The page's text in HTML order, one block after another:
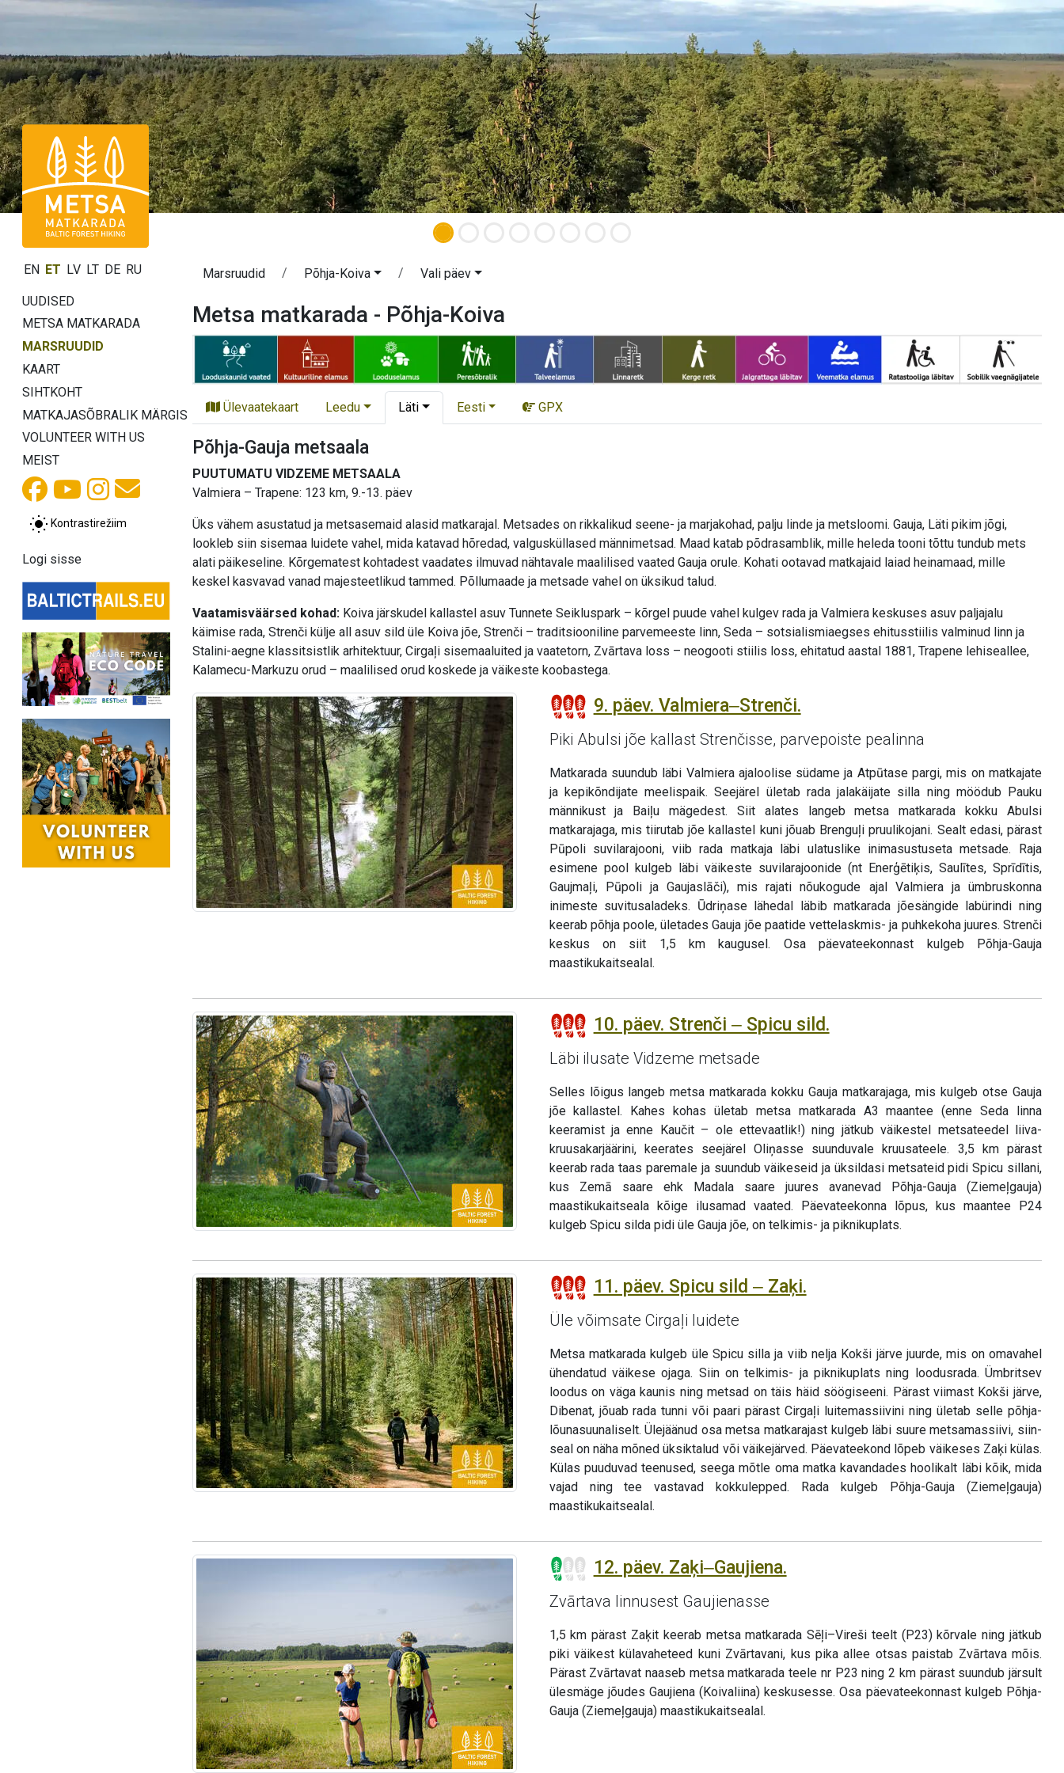
EN ET LV LT DE RU
UUDISED
METSA MATKARADA
MARSRUUDID
KAART
SIHTKOHT
MATKAJASÕBRALIK MÄRGIS
VOLUNTEER WITH US
MEIST
Kontrastirežiim
Logi sisse
Marsruudid Põhja-Koiva Vali päev
Metsa matkarada - Põhja-Koiva
Ülevaatekaart Leedu Läti Eesti GPX
Põhja-Gauja metsaala
PUUTUMATU VIDZEME METSAALA
Valmiera – Trapene: 123 km, 9.-13. päev
Üks vähem asustatud ja metsasemaid alasid matkarajal. Metsades on rikkalikud seene- ja marjakohad, palju linde ja metsloomi. Gauja, Läti pikim jõgi,
lookleb siin sisemaa luidete vahel, mida katavad hõredad, valgusküllased männimetsad. Maad katab põdrasamblik, mille heleda tooni tõttu tundub mets
alati päikeseline. Kõrgematest kohtadest vaadates ilmuvad nähtavale maalilised vaated Gauja orule. Kohati ootavad matkajaid laiad heinamaad, mille
keskel kasvavad vanad majesteetlikud tammed. Põllumaade ja metsade vahel on üksikud talud.
Vaatamisväärsed kohad: Koiva järskudel kallastel asuv Tunnete Seikluspark – kõrgel puude vahel kulgev rada ja Valmiera keskuses asuv paljajalu
käimise rada, Strenči külje all asuv sild üle Koiva jõe, Strenči – traditsiooniline parvemeeste linn, Seda – sotsialismiaegses ehitusstiilis valminud linn ja
Stalini-aegne klassitsistlik arhitektuur, Cirgaļi sisemaaluited ja vaatetorn, Zvārtava loss – neogooti stiilis loss, ehitatud aastal 1881, Trapene lehiseallee,
Kalamecu-Markuzu orud – maalilised orud koskede ja väikeste koobastega.
9. päev. Valmiera‒Strenči.
Piki Abulsi jõe kallast Strenčisse, parvepoiste pealinna
Matkarada suundub läbi Valmiera ajaloolise südame ja Atpūtase pargi, mis on matkajate
ja kepikõndijate meelispaik. Seejärel ületab rada jalakäijate silla ning möödub Pauku
männikust ja Baiļu mägedest. Siit alates langeb metsa matkarada kokku Abulsi
matkarajaga, mis tiirutab jõe kallastel kuni jõuab Brenguļi pruulikojani. Sealt edasi, pärast
Pūpoli suvilarajooni, viib rada matkaja läbi ulatuslike inimasustuseta metsade. Raja
esimene pool kulgeb läbi väikeste suvilarajoonide (nt Enerģētiķis, Saulītes, Sprīdītis,
Gaujmaļi, Pūpoli ja Gaujaslāči), mis rajati nõukogude ajal Valmiera ja ümbruskonna
inimeste suvitusaladeks. Ūdriņase lähedal läbib matkarada jõesängide labürindi ning
keerab põhja poole, ületades Gauja jõe paatide vettelaskmis- ja puhkekoha juures. Strenči
keskus on siit 1,5 km kaugusel. Osa päevateekonnast kulgeb Põhja-Gauja
maastikukaitsealal.
10. päev. Strenči ‒ Spicu sild.
Läbi ilusate Vidzeme metsade
Selles lõigus langeb metsa matkarada kokku Gauja matkarajaga, mis kulgeb otse Gauja
jõe kallastel. Kahes kohas ületab metsa matkarada A3 maantee (enne Seda linna
keeramist ja enne Kaučit – ole ettevaatlik!) ning jätkub väikestel metsateedel liiva-
kruusakarjäärini, keerates seejärel Oliņasse suunduvale kruusateele. 3,5 km pärast
keerab rada taas paremale ja suundub väikeseid ja üksildasi metsateid pidi Spicu sillani,
kus Zemā saare ehk Madala saare juures avanevad Põhja-Gauja (Ziemeļgauja)
maastikukaitseala kõige ilusamad vaated. Päevateekonna lõpus, kus maantee P24
kulgeb Spicu silda pidi üle Gauja jõe, on telkimis- ja piknikuplats.
11. päev. Spicu sild ‒ Zaķi.
Üle võimsate Cirgaļi luidete
Metsa matkarada kulgeb üle Spicu silla ja viib nelja Kokši järve juurde, mis on omavahel
ühendatud väikese ojaga. Siin on telkimis- ja piknikuplats ning loodusrada. Ümbritsev
loodus on väga kaunis ning metsad on täis häid söögiseeni. Pärast viimast Kokši järve,
Dibenat, jõuab rada tunni või paari pärast Cirgaļi luitemassiivini ning ületab selle põhja-
lõunasuunaliselt. Ülejäänud osa metsa matkarajast kulgeb läbi suure metsamassiivi, siin-
seal on näha mõned üksiktalud või väikejärved. Päevateekond lõpeb väikeses Zaķi külas.
Külas puuduvad teenused, seega mõtle oma matka kavandades hoolikalt läbi kõik, mida
vajad ning tee vastavad kokkulepped. Rada kulgeb Põhja-Gauja (Ziemeļgauja)
maastikukaitsealal.
12. päev. Zaķi‒Gaujiena.
Zvārtava linnusest Gaujienasse
1,5 km pärast Zaķit keerab metsa matkarada Sēļi–Vireši teelt (P23) kõrvale ning jätkub
piki väikest külavaheteed kuni Zvārtavani, kus pika allee otsas paistab Zvārtava mõis.
Pärast Zvārtavat naaseb metsa matkarada teele nr P23 ning 2 km pärast suundub järsult
ülesmäge jõudes Gaujiena (Koivaliina) keskusesse. Osa päevateekonnast kulgeb Põhja-
Gauja (Ziemeļgauja) maastikukaitsealal.